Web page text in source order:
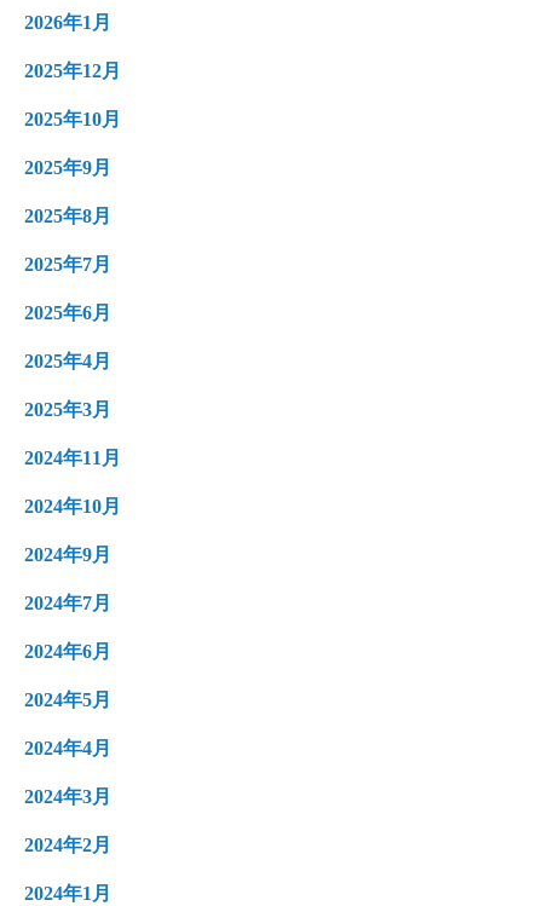
2026年1月
2025年12月
2025年10月
2025年9月
2025年8月
2025年7月
2025年6月
2025年4月
2025年3月
2024年11月
2024年10月
2024年9月
2024年7月
2024年6月
2024年5月
2024年4月
2024年3月
2024年2月
2024年1月